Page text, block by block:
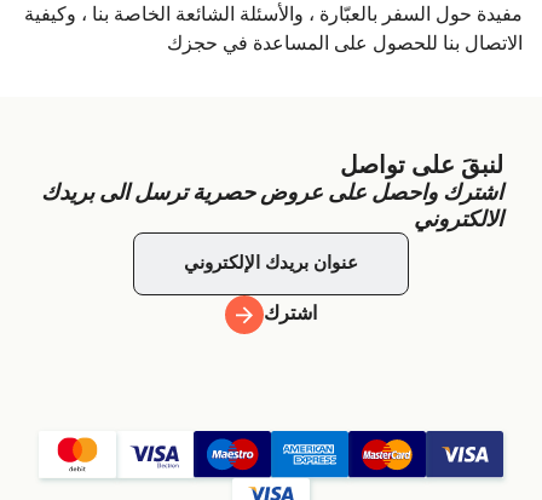
مفيدة حول السفر بالعبّارة ، والأسئلة الشائعة الخاصة بنا ، وكيفية
الاتصال بنا للحصول على المساعدة في حجزك
لنبقَ على تواصل
اشترك واحصل على عروض حصرية ترسل الى بريدك
الالكتروني
اشترك